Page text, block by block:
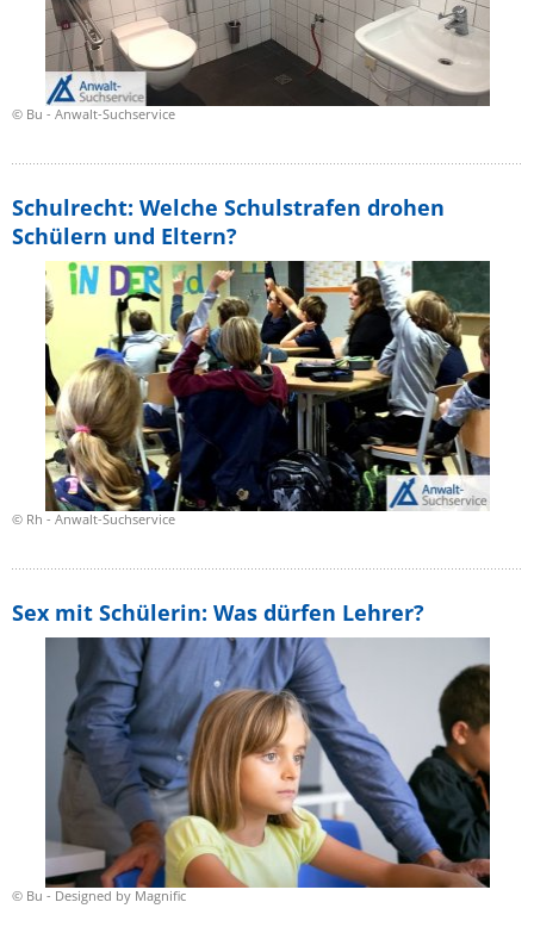
© Bu - Anwalt-Suchservice
© Rh - Anwalt-Suchservice
Schulrecht: Welche Schulstrafen drohen
Schülern und Eltern?
© Bu - Designed by Magnific
Sex mit Schülerin: Was dürfen Lehrer?